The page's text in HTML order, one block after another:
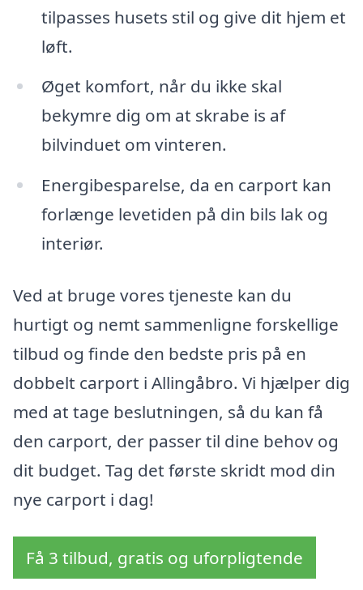
tilpasses husets stil og give dit hjem et
løft.
Øget komfort, når du ikke skal
bekymre dig om at skrabe is af
bilvinduet om vinteren.
Energibesparelse, da en carport kan
forlænge levetiden på din bils lak og
interiør.
Ved at bruge vores tjeneste kan du
hurtigt og nemt sammenligne forskellige
tilbud og finde den bedste pris på en
dobbelt carport i Allingåbro. Vi hjælper dig
med at tage beslutningen, så du kan få
den carport, der passer til dine behov og
dit budget. Tag det første skridt mod din
nye carport i dag!
Få 3 tilbud, gratis og uforpligtende